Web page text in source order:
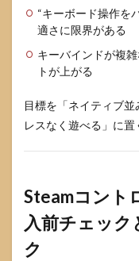
“キーボード操作を
適さに限界がある
キーバインドが複
トが上がる
目標を「ネイティブ
レスなく遊べる」に置
Steamコント
入前チェック
ク